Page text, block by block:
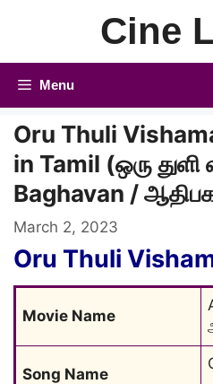
Cine
Menu
Oru Thuli
in Tamil (ஒரு
Baghavan /
March 2, 2023
Oru Thuli
Movie Name
Song Name